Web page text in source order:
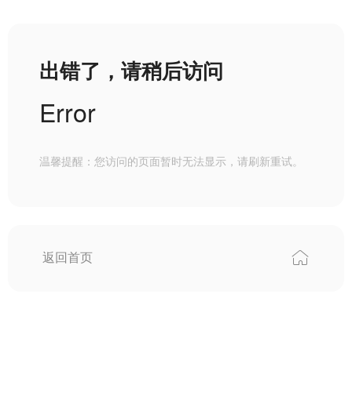
出错了，请稍后访问
Error
温馨提醒：您访问的页面暂时无法显示，请刷新重试。
返回首页